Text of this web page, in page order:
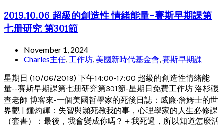
2019.10.06 超級的創造性 情緒能量–賽斯早期課第
七册研究 第301節
November 1, 2024
Charles主任 工作坊 美國新時代基金會 賽斯早期課
星期日 (10/06/2019) 下午14:00-17:00 超級的創造性情緒能
量--賽斯早期課第七册研究第301節-星期日免費工作坊 洛杉磯
查老師 博客來-一個美國哲學家的死後日誌：威廉‧詹姆士的世
界觀 | 鍾灼輝：失智與瀕死教我的事，心理學家的人生必修課
（套書）：最後，我會變成你嗎？＋我死過，所以知道怎麼活